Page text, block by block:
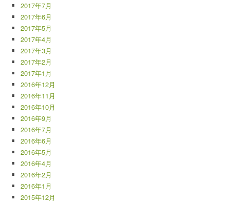
2017年7月
2017年6月
2017年5月
2017年4月
2017年3月
2017年2月
2017年1月
2016年12月
2016年11月
2016年10月
2016年9月
2016年7月
2016年6月
2016年5月
2016年4月
2016年2月
2016年1月
2015年12月